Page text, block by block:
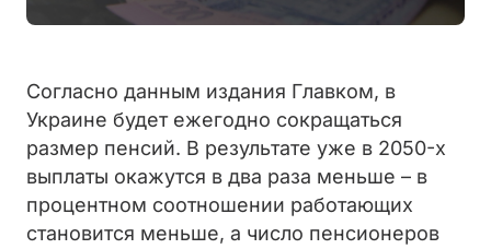
Согласно данным издания Главком, в
Украине будет ежегодно сокращаться
размер пенсий. В результате уже в 2050-х
выплаты окажутся в два раза меньше – в
процентном соотношении работающих
становится меньше, а число пенсионеров